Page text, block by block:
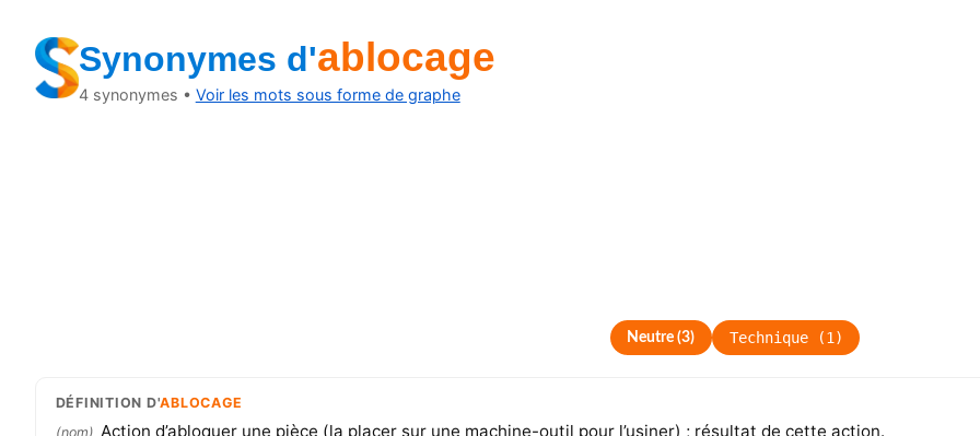
Synonymes d'ablocage
4synonymes • Voir les mots sous forme de graphe
Neutre (3) Technique(1 )
DÉFINITION D'ABLOCAGE
(nom) Action d’abloquer une pièce (la placer sur une machine-outil pour l’usiner) ; résultat de cette action.